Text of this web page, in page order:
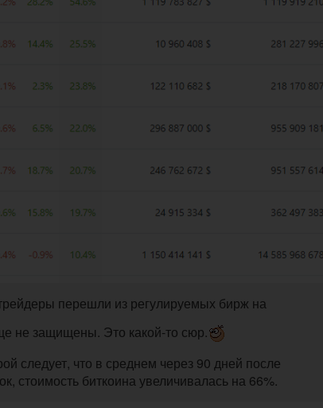
перешли из регулируемых бирж на
не защищены. Это какой-то сюр.
следует, что в среднем через 90 дней после
стоимость биткоина увеличивалась на 66%.